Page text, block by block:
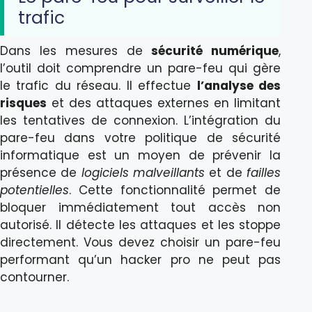
trafic
Dans les mesures desécurité numérique,
l’outil doit comprendre un pare-feu qui gère
le trafic du réseau. Il effectue l’analyse des
risques et des attaques externes en limitant
les tentatives de connexion. L’intégration du
pare-feu dans votre politique de sécurité
informatique est un moyen de prévenir la
présence de logiciels malveillants et defailles
potentielles. Cette fonctionnalité permet de
bloquer immédiatement tout accès non
autorisé. Il détecte les attaques et les stoppe
directement. Vous devez choisir un pare-feu
performant qu’un hacker pro ne peut pas
contourner.